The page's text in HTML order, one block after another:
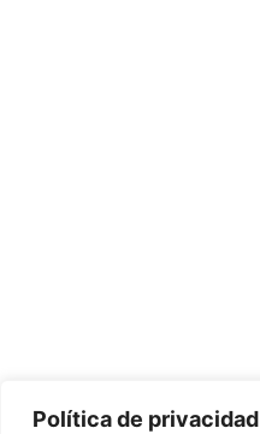
Política de privacidad